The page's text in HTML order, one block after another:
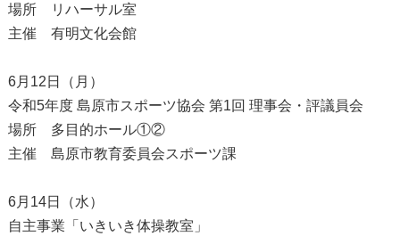
場所 リハーサル室
主催 有明文化会館
6月12日（月）
令和5年度 島原市スポーツ協会 第1回 理事会・評議員会
場所 多目的ホール①②
主催 島原市教育委員会スポーツ課
6月14日（水）
自主事業「いきいき体操教室」